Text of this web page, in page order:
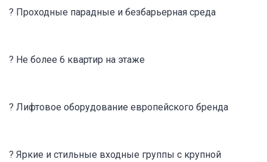
? Проходные парадные и безбарьерная среда
? Не более 6 квартир на этаже
? Лифтовое оборудование европейского бренда
? Яркие и стильные входные группы с крупной